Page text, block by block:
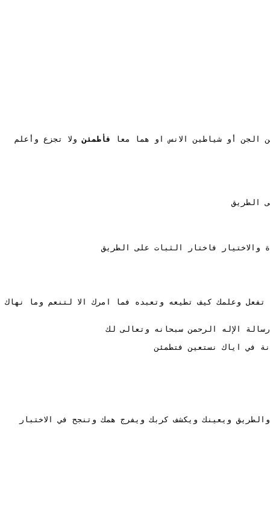
الجن أو شياطين الانس او هما معا
فأطمئن
الطريق
والاختيار فاختار الثبات على الطريق
الإله الرحمن سبحانه وتعالى لك
في اياك نستعين فتطمئن
ويعينك ويكشف كربك ويفرج همك وتنجح في الاختبار